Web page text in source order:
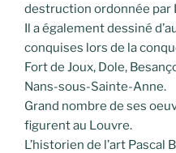
destruction ordonnée par
Il a également dessiné
conquises lors de la
Fort de Joux, Dole,
Nans-sous-Sainte-Anne.
Grand nombre de ses
figurent au Louvre.
L’historien de l’art